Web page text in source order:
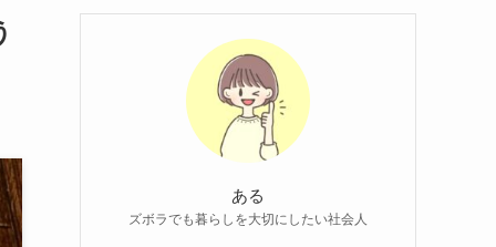
ある
ズボラでも暮らしを大切にしたい社会人